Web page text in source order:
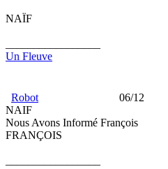
NAÏF
Un Fleuve
Robot 06/12
NAIF
Nous Avons Informé François
FRANÇOIS